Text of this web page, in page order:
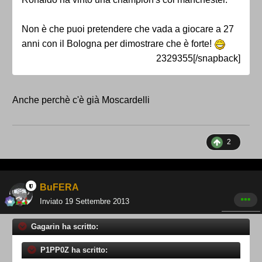
Non è che puoi pretendere che vada a giocare a 27
anni con il Bologna per dimostrare che è forte!
2329355[/snapback]
Anche perchè c'è già Moscardelli
2
BuFERA
Inviato 19 Settembre 2013
Gagarin ha scritto:
P1PP0Z ha scritto: